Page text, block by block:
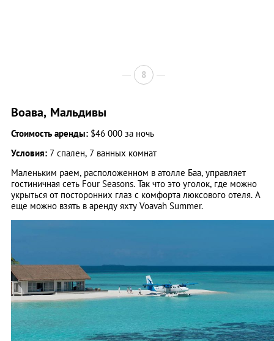
8
Воава, Мальдивы
Стоимость аренды: $46 000 за ночь
Условия: 7 спален, 7 ванных комнат
Маленьким раем, расположенном в атолле Баа, управляет
гостиничная сеть Four Seasons. Так что это уголок, где можно
укрыться от посторонних глаз с комфорта люксового отеля. А
еще можно взять в аренду яхту Voavah Summer.